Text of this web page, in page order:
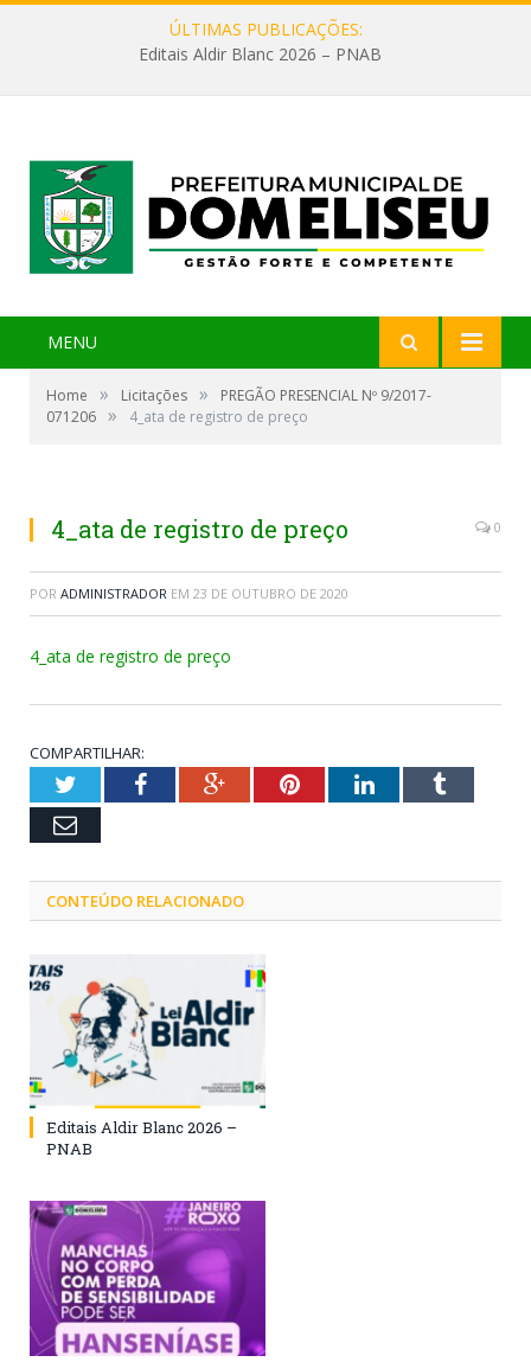
ÚLTIMAS PUBLICAÇÕES:
Editais Aldir Blanc 2026 – PNAB
MENU
Home » Licitações »
PREGÃO PRESENCIAL Nº 9/2017-
071206 » 4_ata de registro de preço
4_ata de registro de preço 0
POR ADMINISTRADOR EM 23 DE OUTUBRO DE 2020
4_ata de registro de preço
COMPARTILHAR:
TwitterFacebookGoogle+PinterestLinkedInTumblr
Email
CONTEÚDO RELACIONADO
Editais Aldir Blanc 2026 –
PNAB